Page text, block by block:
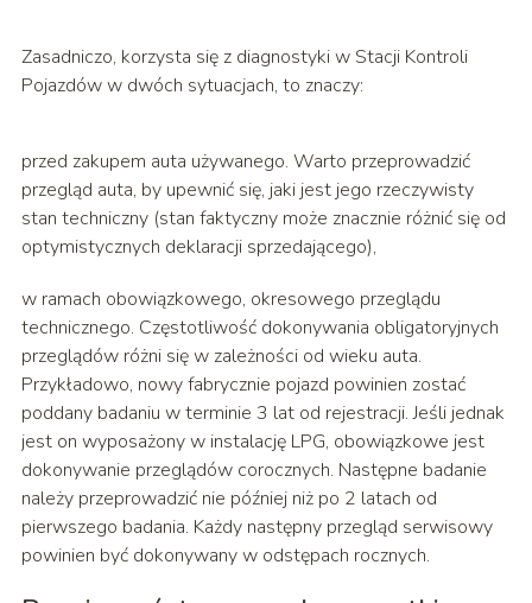
Zasadniczo, korzysta się z diagnostyki w Stacji Kontroli
Pojazdów w dwóch sytuacjach, to znaczy:
przed zakupem auta używanego. Warto przeprowadzić
przegląd auta, by upewnić się, jaki jest jego rzeczywisty
stan techniczny (stan faktyczny może znacznie różnić się od
optymistycznych deklaracji sprzedającego),
w ramach obowiązkowego, okresowego przeglądu
technicznego. Częstotliwość dokonywania obligatoryjnych
przeglądów różni się w zależności od wieku auta.
Przykładowo, nowy fabrycznie pojazd powinien zostać
poddany badaniu w terminie 3 lat od rejestracji. Jeśli jednak
jest on wyposażony w instalację LPG, obowiązkowe jest
dokonywanie przeglądów corocznych. Następne badanie
należy przeprowadzić nie później niż po 2 latach od
pierwszego badania. Każdy następny przegląd serwisowy
powinien być dokonywany w odstępach rocznych.